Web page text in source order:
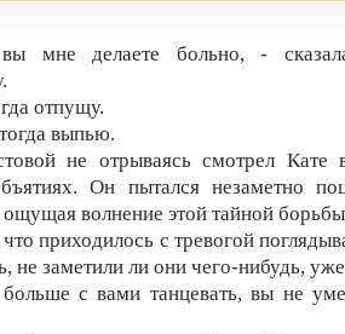
мне делаете больно, -
отпущу.
выпью.
не отрываясь смотрел Кате
Он пытался незаметно
ощущая волнение этой тайной
приходилось с тревогой
не заметили ли они чего-нибудь,
с вами танцевать, вы не